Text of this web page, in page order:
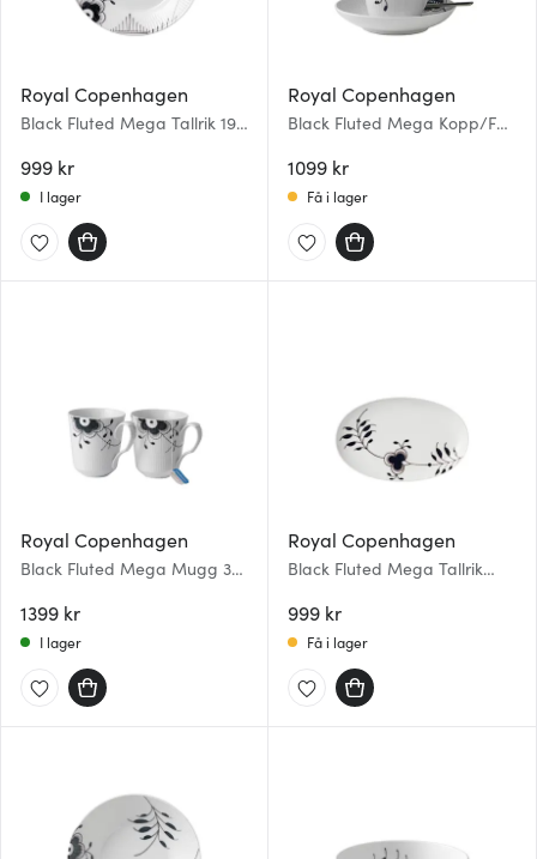
Royal Copenhagen
Black Fluted Mega Tallrik 19
999 kr
I lager
Royal Copenhagen
Black Fluted Mega Kopp/Fat
1099 kr
Få i lager
Royal Copenhagen
Black Fluted Mega Mugg 38
1399 kr
I lager
Royal Copenhagen
Black Fluted Mega Tallrik
999 kr
Få i lager